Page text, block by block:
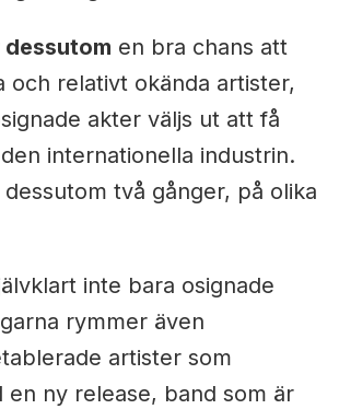
dessutom en bra chans att
och relativt okända artister,
akter väljs ut att få
internationella industrin.
dessutom två gånger, på olika
inte bara osignade
rymmer även
artister som
en ny release, band som är